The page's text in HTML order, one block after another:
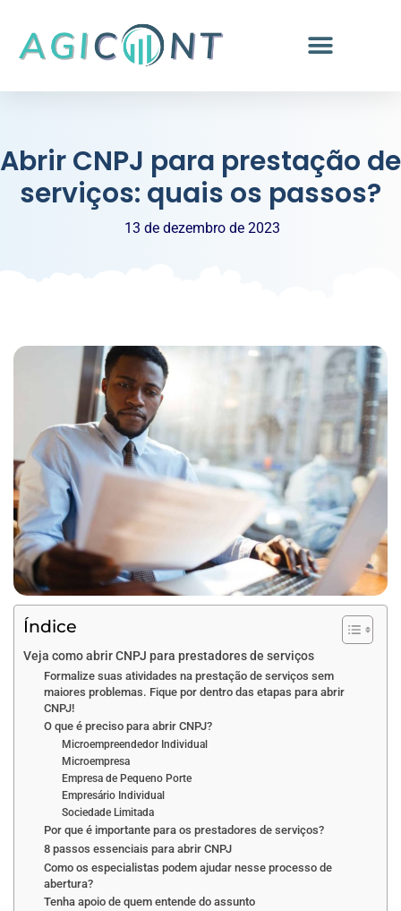
Abrir CNPJ para prestação de
serviços: quais os passos?
13 de dezembro de 2023
Índice
Veja como abrir CNPJ para prestadores de serviços
Formalize suas atividades na prestação de serviços sem
maiores problemas. Fique por dentro das etapas para abrir
CNPJ!
O que é preciso para abrir CNPJ?
Microempreendedor Individual
Microempresa
Empresa de Pequeno Porte
Empresário Individual
Sociedade Limitada
Por que é importante para os prestadores de serviços?
8 passos essenciais para abrir CNPJ
Como os especialistas podem ajudar nesse processo de
abertura?
Tenha apoio de quem entende do assunto